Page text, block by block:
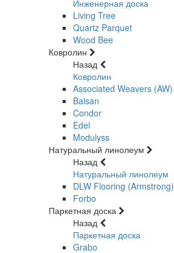
Инженерная доска
Living Tree
Quartz Parquet
Wood Bee
Ковролин
Назад
Ковролин
Associated Weavers (AW)
Balsan
Condor
Edel
Modulyss
Натуральный линолеум
Назад
Натуральный линолеум
DLW Flooring (Armstrong)
Forbo
Паркетная доска
Назад
Паркетная доска
Grabo